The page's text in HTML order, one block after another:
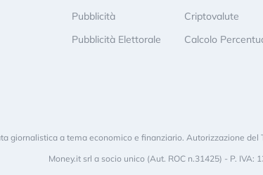
Pubblicità
Pubblicità Elettorale
Criptovalute
Calcolo
giornalistica a tema economico e finanziario. Autorizzazione del
Money.it srl a socio unico (Aut. ROC n.31425) - P. IVA: